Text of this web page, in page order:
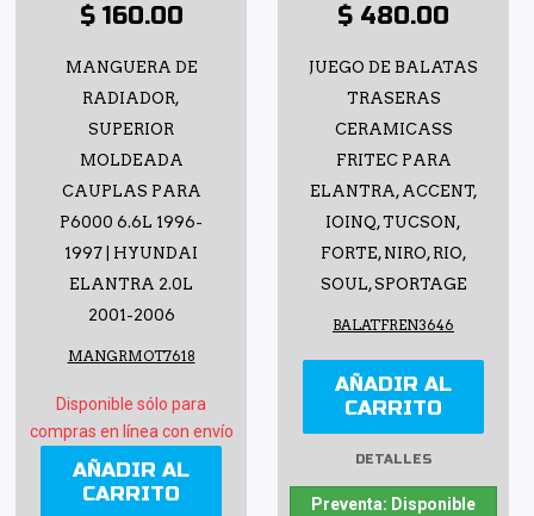
$ 160.00
MANGUERA DE
RADIADOR,
SUPERIOR
MOLDEADA
CAUPLAS PARA
P6000 6.6L 1996-
1997 | HYUNDAI
ELANTRA 2.0L
2001-2006
MANGRMOT7618
Disponible sólo para
compras en línea con envío
AÑADIR AL
CARRITO
$ 480.00
JUEGO DE BALATAS
TRASERAS
CERAMICASS
FRITEC PARA
ELANTRA, ACCENT,
IOINQ, TUCSON,
FORTE, NIRO, RIO,
SOUL, SPORTAGE
BALATFREN3646
AÑADIR AL
CARRITO
DETALLES
Preventa: Disponible